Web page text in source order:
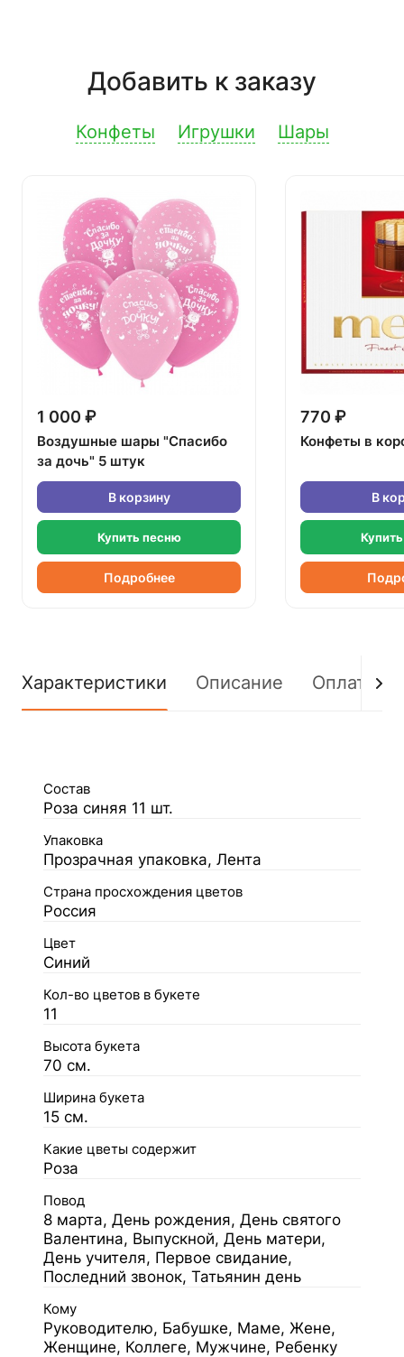
Добавить к заказу
Конфеты Игрушки Шары
1 000 ₽
Воздушные шары "Спасибо
за дочь" 5 штук
В корзину
Купить песню
Подробнее
770 ₽
Конфеты в
В
Характеристики Описание Оплата
Состав
Роза синяя 11 шт.
Упаковка
Прозрачная упаковка, Лента
Страна просхождения цветов
Россия
Цвет
Синий
Кол-во цветов в букете
11
Высота букета
70 см.
Ширина букета
15 см.
Какие цветы содержит
Роза
Повод
8 марта, День рождения, День святого
Валентина, Выпускной, День матери,
День учителя, Первое свидание,
Последний звонок, Татьянин день
Кому
Руководителю, Бабушке, Маме, Жене,
Женщине, Коллеге, Мужчине, Ребенку